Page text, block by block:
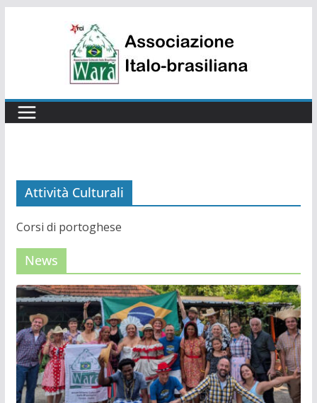
Attività Culturali
Corsi di portoghese
News